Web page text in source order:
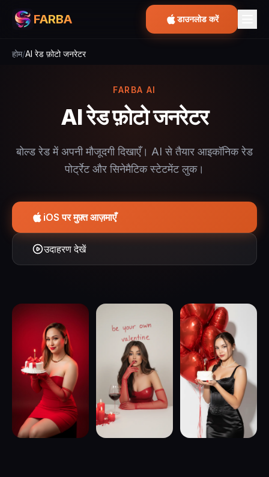
FARBA डाउनलोड करें
होम/AI रेड फ़ोटो जनरेटर
FARBA AI
AI रेड फ़ोटो जनरेटर
बोल्ड रेड में अपनी मौजूदगी दिखाएँ। AI से तैयार आइकॉनिक रेड
पोर्ट्रेट और सिनेमैटिक स्टेटमेंट लुक।
iOS पर मुफ़्त आज़माएँ
उदाहरण देखें